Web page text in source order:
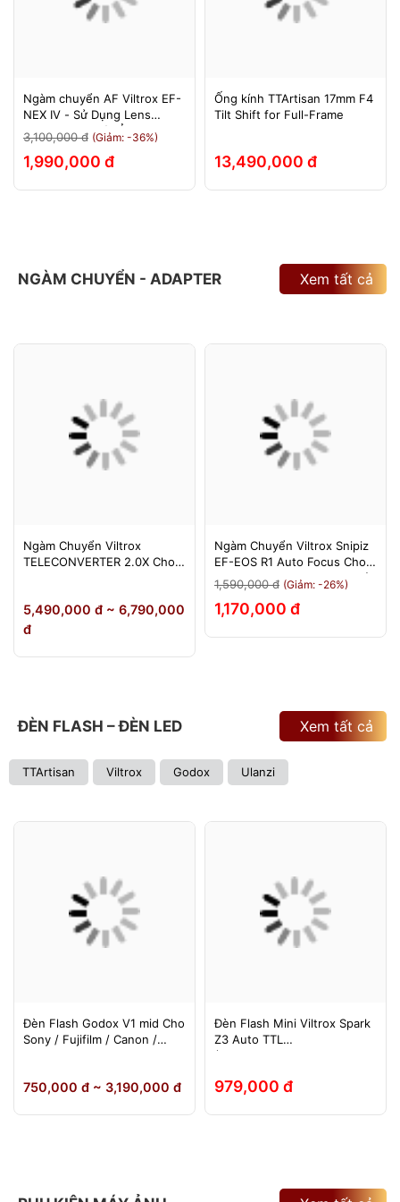
Ngàm chuyển AF Viltrox EF-
NEX IV - Sử Dụng Lens
Canon Trên Máy Ảnh Sony
E-Mount - Bảo Hành 12
Tháng.
3,100,000 đ (Giảm: -36%)
1,990,000 đ
Ống kính TTArtisan 17mm F4
Tilt Shift for Full-Frame
13,490,000 đ
NGÀM CHUYỂN - ADAPTER Xem tất cả
Ngàm Chuyển Viltrox
TELECONVERTER 2.0X Cho
Tháng
5,490,000 đ ~ 6,790,000
đ
Ngàm Chuyển Viltrox Snipiz
EF-EOS R1 Auto Focus Cho
Canon EOS R/RP/R5/R6 - Bảo
Hành 12 Tháng 1 Đổi 1
1,590,000 đ (Giảm: -26%)
1,170,000 đ
ĐÈN FLASH – ĐÈN LED
TTArtisan Viltrox Godox Ulanzi
Xem tất cả
Đèn Flash Godox V1 mid Cho
Sony / Fujifilm / Canon /
750,000 đ ~ 3,190,000 đ
Đèn Flash Mini Viltrox Spark
Z3 Auto TTL
(Fuji/Sony/Canon/Nikon)
979,000 đ